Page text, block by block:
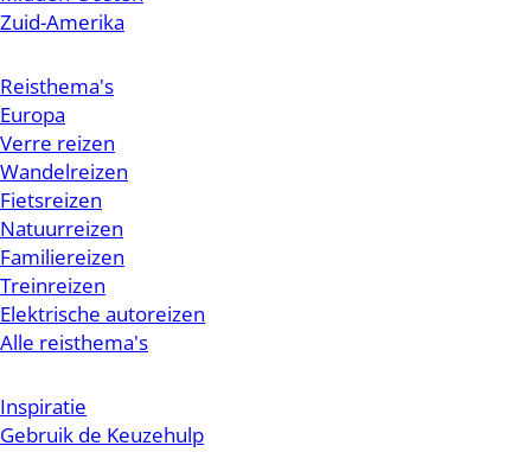
Zuid-Amerika
Reisthema's
Europa
Verre reizen
Wandelreizen
Fietsreizen
Natuurreizen
Familiereizen
Treinreizen
Elektrische autoreizen
Alle reisthema's
Inspiratie
Gebruik de Keuzehulp